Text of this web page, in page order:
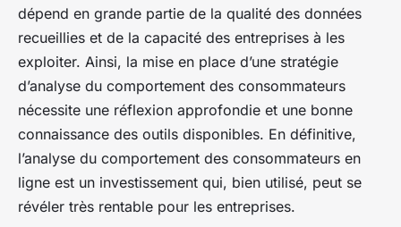
dépend en grande partie de la qualité des données
recueillies et de la capacité des entreprises à les
exploiter. Ainsi, la mise en place d’une stratégie
d’analyse du comportement des consommateurs
nécessite une réflexion approfondie et une bonne
connaissance des outils disponibles. En définitive,
l’analyse du comportement des consommateurs en
ligne est un investissement qui, bien utilisé, peut se
révéler très rentable pour les entreprises.